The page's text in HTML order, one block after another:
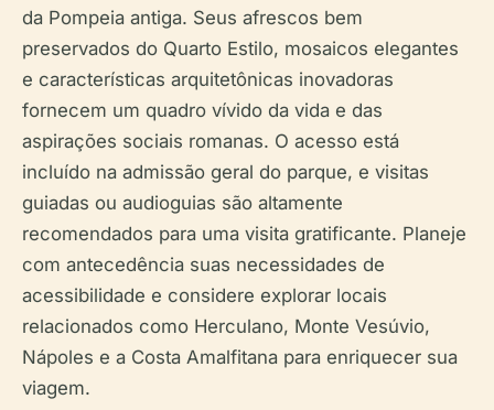
da Pompeia antiga. Seus afrescos bem
preservados do Quarto Estilo, mosaicos elegantes
e características arquitetônicas inovadoras
fornecem um quadro vívido da vida e das
aspirações sociais romanas. O acesso está
incluído na admissão geral do parque, e visitas
guiadas ou audioguias são altamente
recomendados para uma visita gratificante. Planeje
com antecedência suas necessidades de
acessibilidade e considere explorar locais
relacionados como Herculano, Monte Vesúvio,
Nápoles e a Costa Amalfitana para enriquecer sua
viagem.